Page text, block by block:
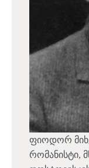
ფიოდორ
რომანისტი,